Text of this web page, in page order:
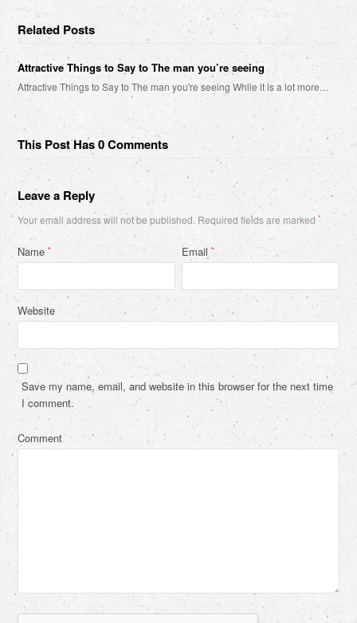
Related Posts
Attractive Things to Say to The man you’re seeing
Attractive Things to Say to The man you're seeing While it is a lot more…
This Post Has 0 Comments
Leave a Reply
Your email address will not be published. Required fields are marked*
Name* Email*
Website
Save my name, email, and website in this browser for the next time
I comment.
Comment